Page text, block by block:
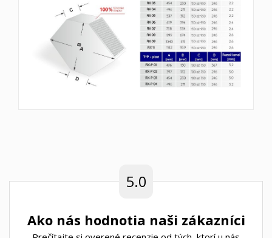
5.0
Ako nás hodnotia naši zákazníci